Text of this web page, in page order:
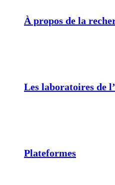
À propos de la
Les laboratoires de
Plateformes